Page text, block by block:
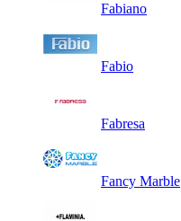
Fabiano
Fabio
Fabresa
Fancy Marble